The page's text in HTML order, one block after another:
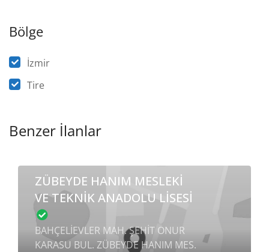
Bölge
İzmir
Tire
Benzer İlanlar
ZÜBEYDE HANIM MESLEKİ
VE TEKNİK ANADOLU LİSESİ
BAHÇELİEVLER MAH. ŞEHİT ONUR
KARASU BUL. ZÜBEYDE HANIM MES.